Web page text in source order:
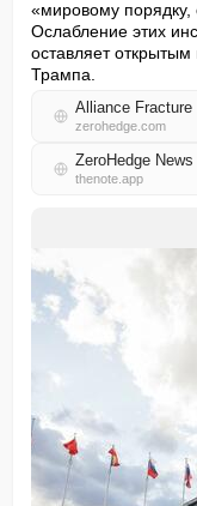
«мировому порядку,
Ослабление этих
оставляет
Трампа.
Alliance Fracture
zerohedge.com
ZeroHedge
thenote.app